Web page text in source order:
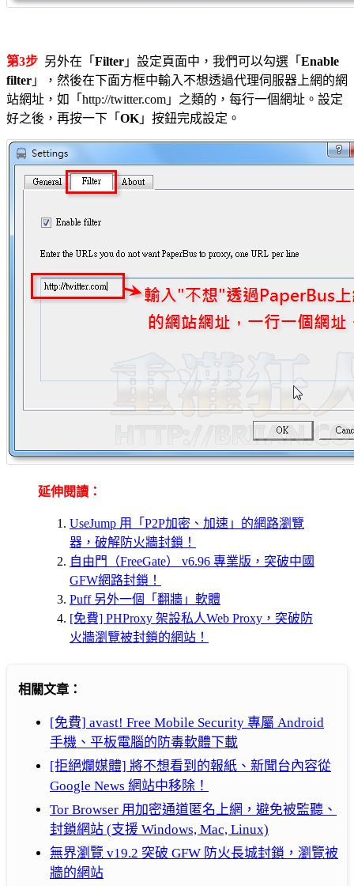
第3步 另外在「 Filter 」設定頁面中，我們可以勾選「 Enable
filter 」，然後在下面方框中輸入不想透過代理伺服器上網的網
站網址，如「http://twitter.com」之類的，每行一個網址。設定
好之後，再按一下「 OK 」按鈕完成設定。
延伸閱讀：
UseJump 用「P2P加密、加速」的網路瀏覽
器，破解防火牆封鎖！
自由門（FreeGate） v6.96 專業版，突破中國
GFW網路封鎖！
Puff 另外一個「翻牆」軟體
[免費] PHProxy 架設私人Web Proxy，突破防
火牆瀏覽被封鎖的網站！
相關文章：
[免費] avast! Free Mobile Security 專屬 Android
手機、平板電腦的防毒軟體下載
[拒絕爛媒體] 將不想看到的報紙、新聞台內容從
Google News 網站中移除！
Tor Browser 用加密通道匿名上網，避免被監聽、
封鎖網站 (支援 Windows, Mac, Linux)
無界瀏覽 v19.2 突破 GFW 防火長城封鎖，瀏覽被
牆的網站